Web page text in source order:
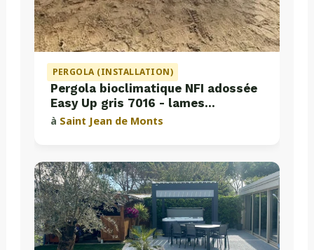
PERGOLA (INSTALLATION)
Pergola bioclimatique NFI adossée
Easy Up gris 7016 - lames
perpendiculaires
à Saint Jean de Monts